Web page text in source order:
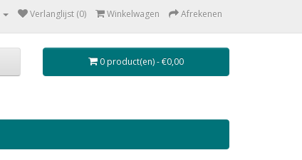
Verlanglijst (0) Winkelwagen Afrekenen
0 product(en) - €0,00